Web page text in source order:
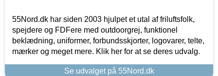
55Nord.dk har siden 2003 hjulpet et utal af friluftsfolk,
spejdere og FDFere med outdoorgrej, funktionel
beklædning, uniformer, forbundsskjorter, logovarer, telte,
mærker og meget mere. Klik her for at se deres udvalg.
Se udvalget på 55Nord.dk